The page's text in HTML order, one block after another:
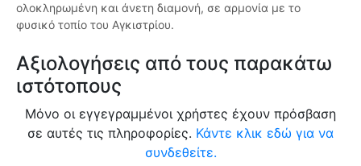
ολοκληρωμένη και άνετη διαμονή, σε αρμονία με το
φυσικό τοπίο του Αγκιστρίου.
Αξιολογήσεις από τους παρακάτω
ιστότοπους
Μόνο οι εγγεγραμμένοι χρήστες έχουν πρόσβαση
σε αυτές τις πληροφορίες. Κάντε κλικ εδώ για να
συνδεθείτε.